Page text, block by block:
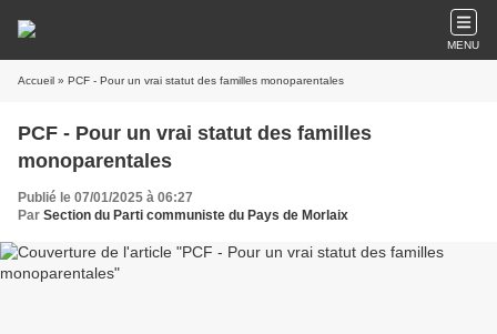
MENU
Accueil » PCF - Pour un vrai statut des familles monoparentales
PCF - Pour un vrai statut des familles
monoparentales
Publié le 07/01/2025 à 06:27
Par Section du Parti communiste du Pays de Morlaix